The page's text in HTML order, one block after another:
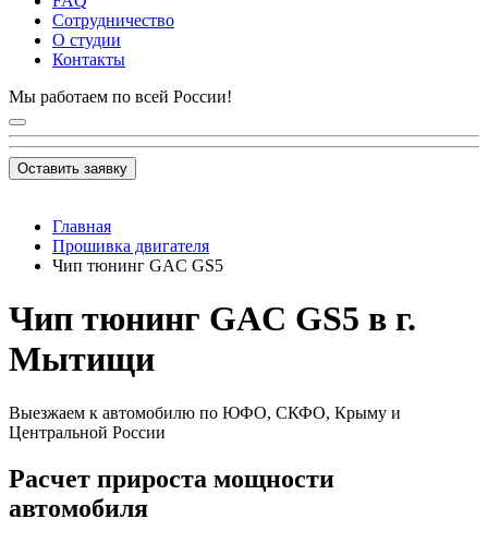
Сотрудничество
О студии
Контакты
Мы работаем по всей России!
Оставить заявку
Главная
Прошивка двигателя
Чип тюнинг GAC GS5
Чип тюнинг GAC GS5 в г.
Мытищи
Выезжаем к автомобилю по ЮФО, СКФО, Крыму и
Центральной России
Расчет прироста мощности
автомобиля